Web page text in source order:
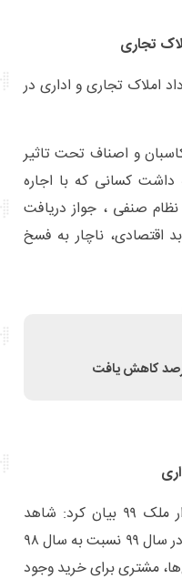
قرارداد املاک تجاری و اداری در
و اصناف تحت تاثیر
داشت کسانی که با اجاره
طبق ماده ۸۰ قانون نظام صنفی ، جواز دریافت
اقتصادی، ناچار به فسخ
وی درباره قیمت این املاک در بازار ملک ۹۹ بیان کرد: شاهد
کاهش قیمت املاک تجاری و اداری در سال ۹۹ نسبت به سال ۹۸
مشتری برای خرید وجود